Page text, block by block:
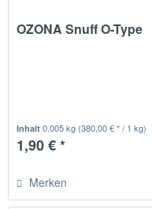
OZONA Snuff O-Type
Inhalt0.005 kg (380,00 € * / 1 kg)
1,90 € *
Merken